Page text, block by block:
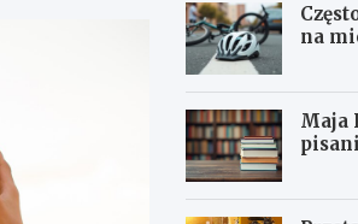
na
Maja